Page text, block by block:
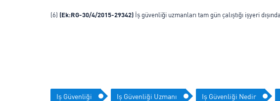
(6) (Ek:RG-30/4/2015-29342) İş güvenliği uzmanları tam gün çalıştığı işyeri
Iş Güvenliği Iş Güvenliği Uzmanı Iş Güvenliği Nedir